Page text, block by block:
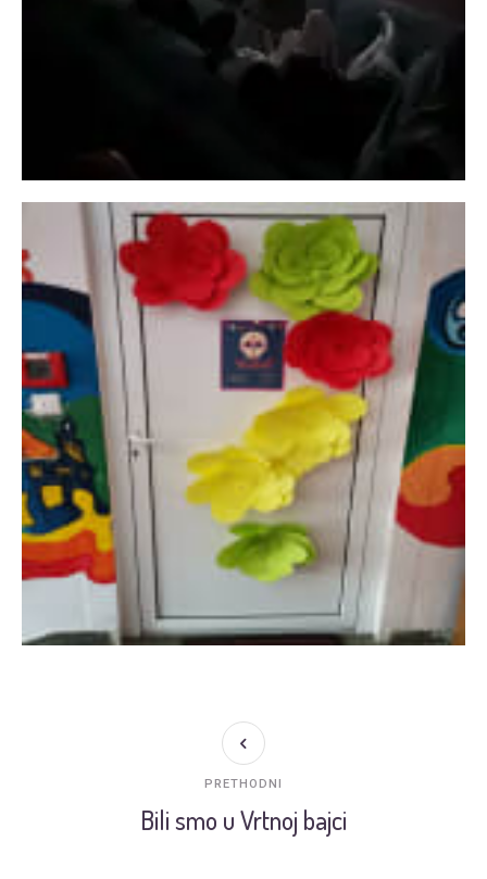
Bili smo u Vrtnoj bajci
PRETHODNI